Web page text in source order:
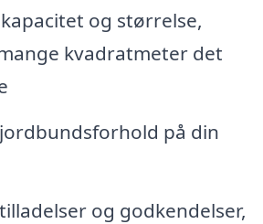
og størrelse,
kvadratmeter det
på din
og godkendelser,